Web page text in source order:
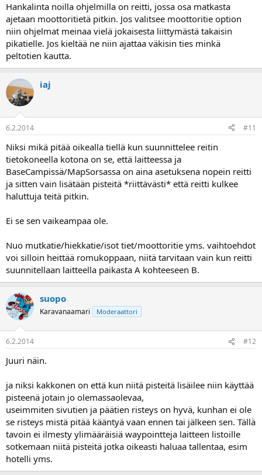
Hankalinta noilla ohjelmilla on reitti, jossa osa matkasta
ajetaan moottoritietä pitkin. Jos valitsee moottoritie option
niin ohjelmat meinaa vielä jokaisesta liittymästä takaisin
pikatielle. Jos kieltää ne niin ajattaa väkisin ties minkä
peltotien kautta.
iaj
6.2.2014 #11
Niksi mikä pitää oikealla tiellä kun suunnittelee reitin
tietokoneella kotona on se, että laitteessa ja
BaseCampissä/MapSorsassa on aina asetuksena nopein reitti
ja sitten vain lisätään pisteitä *riittävästi* että reitti kulkee
haluttuja teitä pitkin.
Ei se sen vaikeampaa ole.
Nuo mutkatie/hiekkatie/isot tiet/moottoritie yms. vaihtoehdot
voi silloin heittää romukoppaan, niitä tarvitaan vain kun reitti
suunnitellaan laitteella paikasta A kohteeseen B.
suopo
Karavanaamari Moderaattori
6.2.2014 #12
Juuri näin.
ja niksi kakkonen on että kun niitä pisteitä lisäilee niin käyttää
pisteenä jotain jo olemassaolevaa,
useimmiten sivutien ja päätien risteys on hyvä, kunhan ei ole
se risteys mistä pitää kääntyä vaan ennen tai jälkeen sen. Tällä
tavoin ei ilmesty ylimääräisiä waypointteja laitteen listoille
sotkemaan niitä pisteitä jotka oikeasti haluaa tallentaa, esim
hotelli yms.